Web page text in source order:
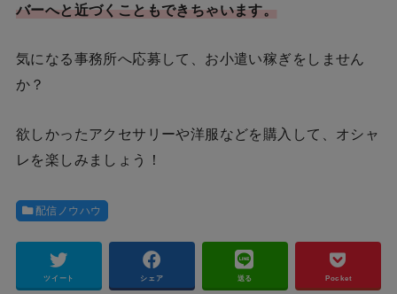
バーへと近づくこともできちゃいます。
気になる事務所へ応募して、お小遣い稼ぎをしません
か？
欲しかったアクセサリーや洋服などを購入して、オシャ
レを楽しみましょう！
配信ノウハウ
ツイート シェア 送る Pocket